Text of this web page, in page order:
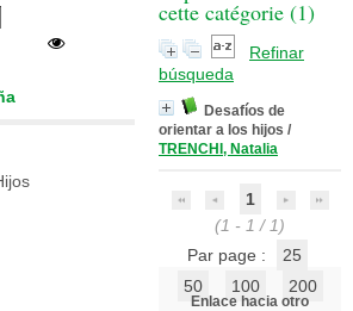
cette catégorie (1)
Refinar
búsqueda
Desafíos de
orientar a los hijos /
TRENCHI, Natalia
1
(1 - 1 / 1)
Par page :
25
50
100 200
Enlace hacia otro